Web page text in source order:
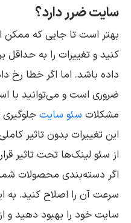
سایت ضرر دارد؟
بهتر است تا جایی که ممکن
کنید و تغییرات را به حداقل
داده باشد. اما اگر خطا رخ
ضروری است و می‌توانید با
مشکلات سئو سایت جلوگیری
از سئو لینک‌ها تحت تاثیر
اگر دسته‌بندی محصولات
سرعت آن را اصلاح کنید. به
سایت خود را بهبود دهید و